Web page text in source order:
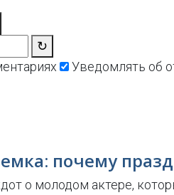
↻
Уведомлять об
почему
о молодом актере,